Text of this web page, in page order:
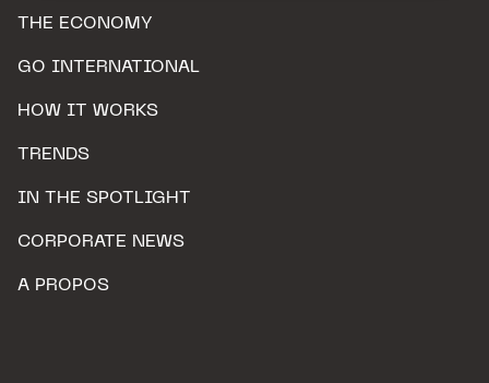
THE ECONOMY
GO INTERNATIONAL
HOW IT WORKS
TRENDS
IN THE SPOTLIGHT
CORPORATE NEWS
A PROPOS